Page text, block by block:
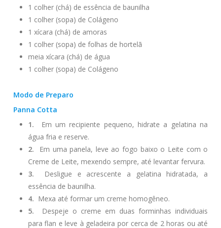
1 colher (chá) de essência de baunilha
1 colher (sopa) de Colágeno
1 xícara (chá) de amoras
1 colher (sopa) de folhas de hortelã
meia xícara (chá) de água
1 colher (sopa) de Colágeno
Modo de Preparo
Panna Cotta
1.
Em um recipiente pequeno, hidrate a gelatina na
água fria e reserve.
2.
Em uma panela, leve ao fogo baixo o Leite com o
Creme de Leite, mexendo sempre, até levantar fervura.
3.
Desligue e acrescente a gelatina hidratada, a
essência de baunilha.
4. Mexa até formar um creme homogêneo.
5.
Despeje o creme em duas forminhas individuais
para flan e leve à geladeira por cerca de 2 horas ou até